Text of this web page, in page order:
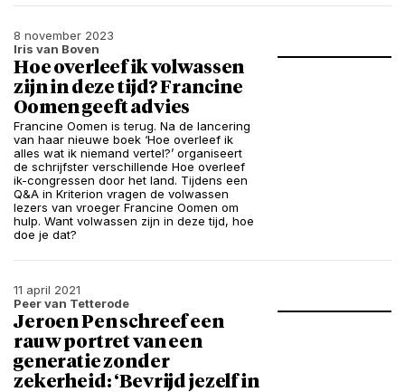
8 november 2023
Iris van Boven
Hoe overleef ik volwassen
zijn in deze tijd? Francine
Oomen geeft advies
Francine Oomen is terug. Na de lancering
van haar nieuwe boek ‘Hoe overleef ik
alles wat ik niemand vertel?’ organiseert
de schrijfster verschillende Hoe overleef
ik-congressen door het land. Tijdens een
Q&A in Kriterion vragen de volwassen
lezers van vroeger Francine Oomen om
hulp. Want volwassen zijn in deze tijd, hoe
doe je dat?
11 april 2021
Peer van Tetterode
Jeroen Pen schreef een
rauw portret van een
generatie zonder
zekerheid: ‘Bevrijd jezelf in